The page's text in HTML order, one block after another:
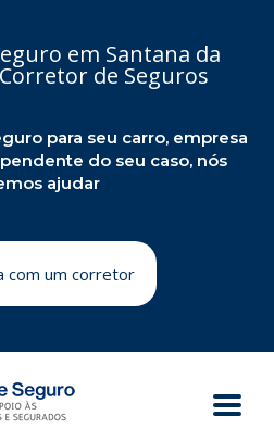
em Santana da
de Seguros
para seu carro, empresa
do seu caso, nós
ajudar
com um corretor